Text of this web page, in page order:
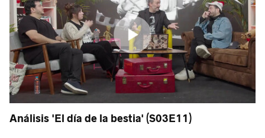
Análisis 'El día de la bestia' (S03E11)